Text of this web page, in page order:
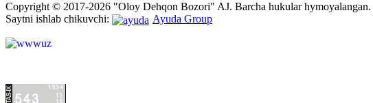
Copyright © 2017-2026 "Oloy Dehqon Bozori" AJ. Barcha hukular hymoyalangan.
Saytni ishlab chikuvchi:
Ayuda Group